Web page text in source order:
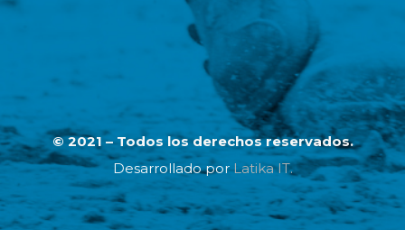
© 2021 – Todos los derechos reservados.
Desarrollado porLatika IT.